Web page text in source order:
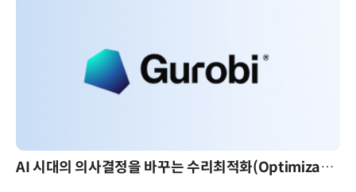
AI 시대의 의사결정을 바꾸는 수리최적화(Optimization): 실제 산업 적용 사례와 활용 전략